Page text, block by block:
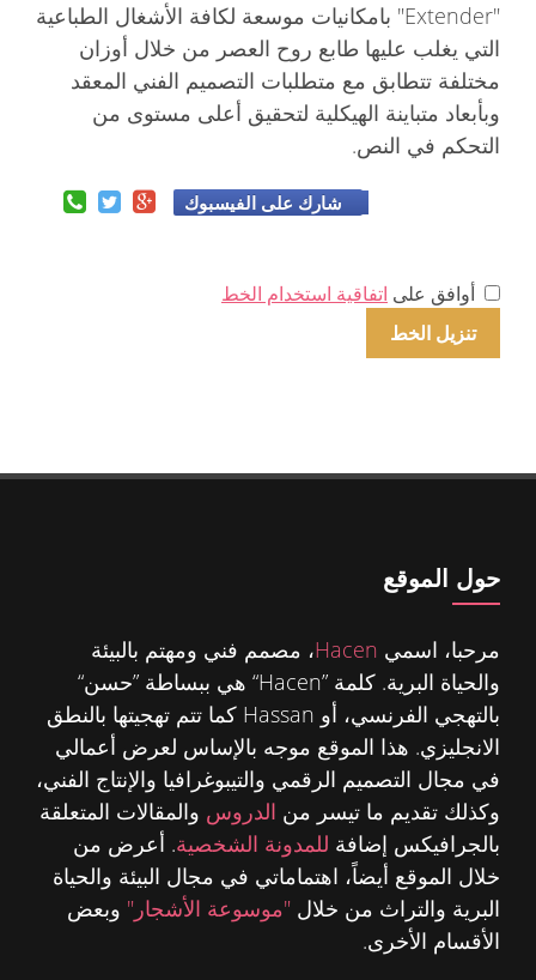
"Extender" بامكانيات موسعة لكافة الأشغال الطباعية
التي يغلب عليها طابع روح العصر من خلال أوزان
مختلفة تتطابق مع متطلبات التصميم الفني المعقد
وبأبعاد متباينة الهيكلية لتحقيق أعلى مستوى من
التحكم في النص.
شارك على الفيسبوك
أوافق على اتفاقية استخدام الخط
حول الموقع
مرحبا، اسمي Hacen، مصمم فني ومهتم بالبيئة
والحياة البرية. كلمة ”Hacen“ هي ببساطة ”حسن“
بالتهجي الفرنسي، أو Hassan كما تتم تهجيتها بالنطق
الانجليزي. هذا الموقع موجه بالإساس لعرض أعمالي
في مجال التصميم الرقمي والتيبوغرافيا والإنتاج الفني،
وكذلك تقديم ما تيسر من الدروس والمقالات المتعلقة
بالجرافيكس إضافة للمدونة الشخصية. أعرض من
خلال الموقع أيضاً، اهتماماتي في مجال البيئة والحياة
البرية والتراث من خلال "موسوعة الأشجار" وبعض
الأقسام الأخرى.